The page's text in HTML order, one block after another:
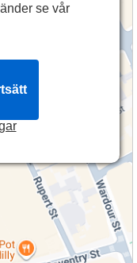
se vår